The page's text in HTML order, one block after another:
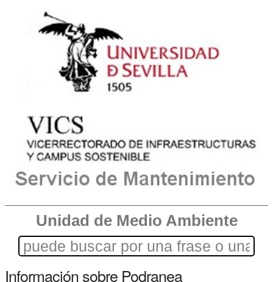
Unidad de Medio Ambiente
Información sobre Podranea